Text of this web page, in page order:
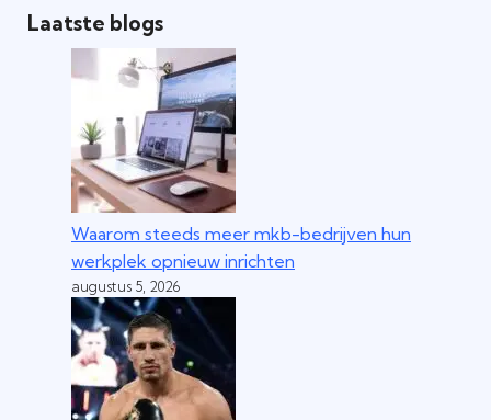
Laatste blogs
Waarom steeds meer mkb-bedrijven hun
werkplek opnieuw inrichten
augustus 5, 2026